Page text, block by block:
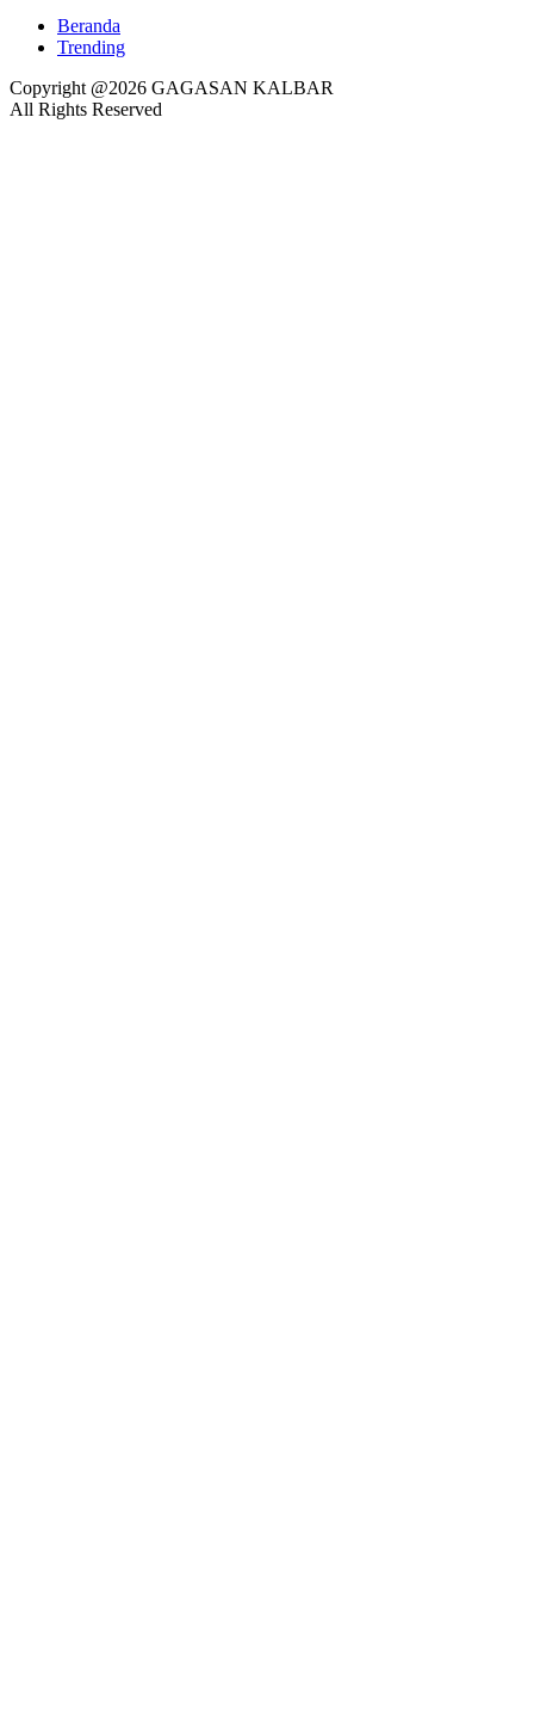
Beranda
Trending
Copyright @2026 GAGASAN KALBAR
All Rights Reserved